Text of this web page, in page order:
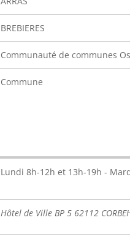
BREBIERES
Communauté de communes
Commune
Lundi 8h-12h et 13h-19h -
Hôtel de Ville BP 5 62112